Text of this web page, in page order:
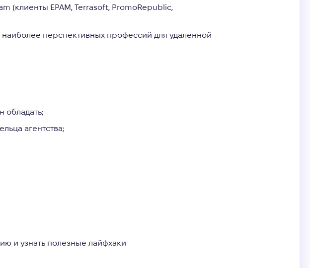
(клиенты EPAM, Terrasoft, PromoRepublic,
перспективных профессий для удаленной
обладать;
агентства;
и узнать полезные лайфхаки